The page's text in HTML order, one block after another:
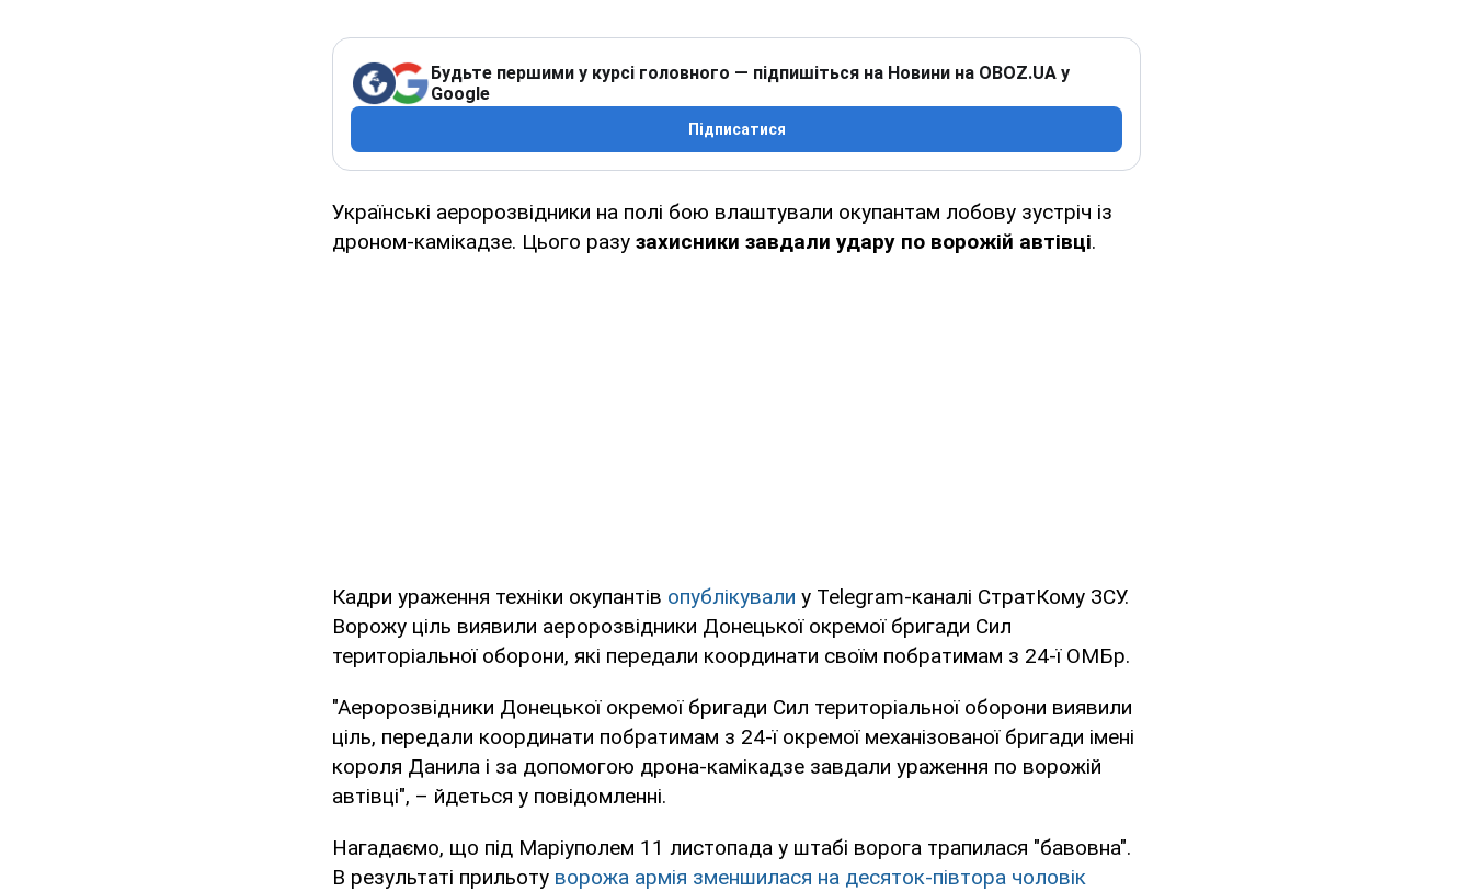
Будьте першими у курсі головного — підпишіться на Новини на OBOZ.UA у
Google
Підписатися
Українські аеророзвідники на полі бою влаштували окупантам лобову зустріч із
дроном-камікадзе. Цього разу захисники завдали удару по ворожій автівці.
Кадри ураження техніки окупантів опублікували у Telegram-каналі СтратКому ЗСУ.
Ворожу ціль виявили аеророзвідники Донецької окремої бригади Сил
територіальної оборони, які передали координати своїм побратимам з 24-ї ОМБр.
"Аеророзвідники Донецької окремої бригади Сил територіальної оборони виявили
ціль, передали координати побратимам з 24-ї окремої механізованої бригади імені
короля Данила і за допомогою дрона-камікадзе завдали ураження по ворожій
автівці", – йдеться у повідомленні.
Нагадаємо, що під Маріуполем 11 листопада у штабі ворога трапилася "бавовна".
В результаті прильоту ворожа армія зменшилася на десяток-півтора чоловік